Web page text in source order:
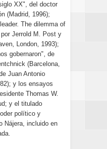
XX", del doctor
(Madrid, 1996);
The dilemma of
Jerrold M. Post y
London, 1993);
gobernaron", de
(Barcelona,
Juan Antonio
y los ensayos
Thomas W.
y el titulado
político y
Nájera, incluido en